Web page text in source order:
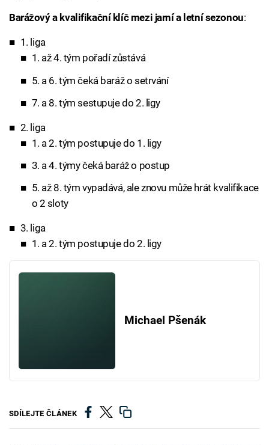
Barážový a kvalifikační klíč mezi jarní a letní sezonou:
1. liga
1. až 4. tým pořadí zůstává
5. a 6. tým čeká baráž o setrvání
7. a 8. tým sestupuje do 2. ligy
2. liga
1. a 2. tým postupuje do 1. ligy
3. a 4. týmy čeká baráž o postup
5. až 8. tým vypadává, ale znovu může hrát kvalifikace
o 2 sloty
3. liga
1. a 2. tým postupuje do 2. ligy
Michael Pšenák
SDÍLEJTE ČLÁNEK